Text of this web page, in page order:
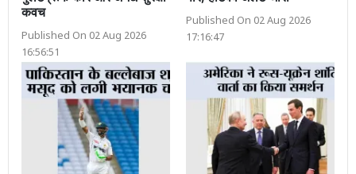
कवच
Published On 02 Aug 2026
16:56:51
Published On 02 Aug 2026
17:16:47